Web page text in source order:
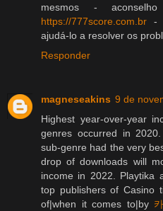
mesmos -
https://777score.com.br -
ajudá-lo a resolver os
Responder
magneseakins 9 de
Highest year-over-year
genres occurred in
sub-genre had the very
drop of downloads will
income in 2022. Playtika
top publishers of Casino
of|when it comes to|by